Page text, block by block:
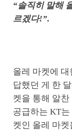
“솔직히 말해
르겠다!”.
올레 마켓에 대
답했던 게 한
켓을 통해 알
공급하는 KT
켓인 올레 마켓